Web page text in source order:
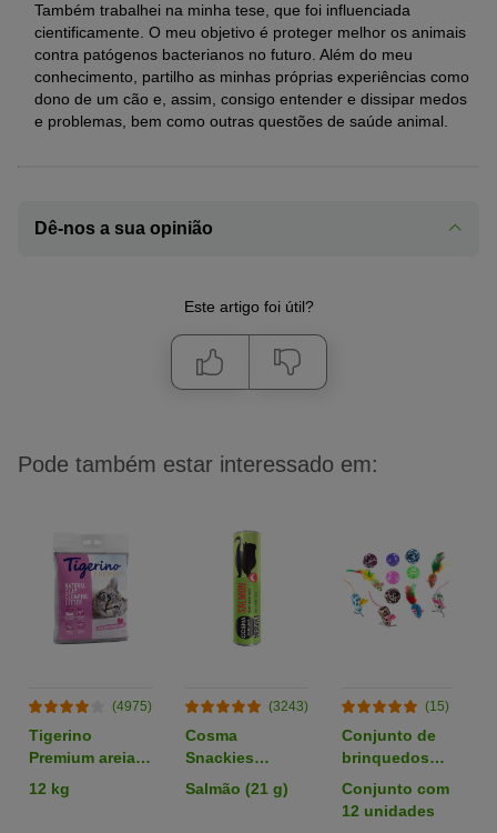
Também trabalhei na minha tese, que foi influenciada
cientificamente. O meu objetivo é proteger melhor os animais
contra patógenos bacterianos no futuro. Além do meu
conhecimento, partilho as minhas próprias experiências como
dono de um cão e, assim, consigo entender e dissipar medos
e problemas, bem como outras questões de saúde animal.
Dê-nos a sua opinião
Este artigo foi útil?
Pode também estar interessado em:
(4975)
Tigerino
Premium areia
com aroma a
talco
12 kg
(3243)
Cosma
Snackies
snacks
liofilizados para
Salmão (21 g)
(15)
Conjunto de
brinquedos
com bolas e
ratos para
Conjunto com
12 unidades